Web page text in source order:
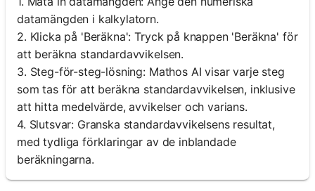
datamängden i kalkylatorn.
2. Klicka på 'Beräkna': Tryck på knappen 'Beräkna' för
att beräkna standardavvikelsen.
3. Steg-för-steg-lösning: Mathos AI visar varje steg
som tas för att beräkna standardavvikelsen, inklusive
att hitta medelvärde, avvikelser och varians.
4. Slutsvar: Granska standardavvikelsens resultat,
med tydliga förklaringar av de inblandade
beräkningarna.